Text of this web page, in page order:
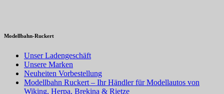
Modellbahn-Ruckert
Unser Ladengeschäft
Unsere Marken
Neuheiten Vorbestellung
Modellbahn Ruckert – Ihr Händler für Modellautos von
Wiking, Herpa, Brekina & Rietze